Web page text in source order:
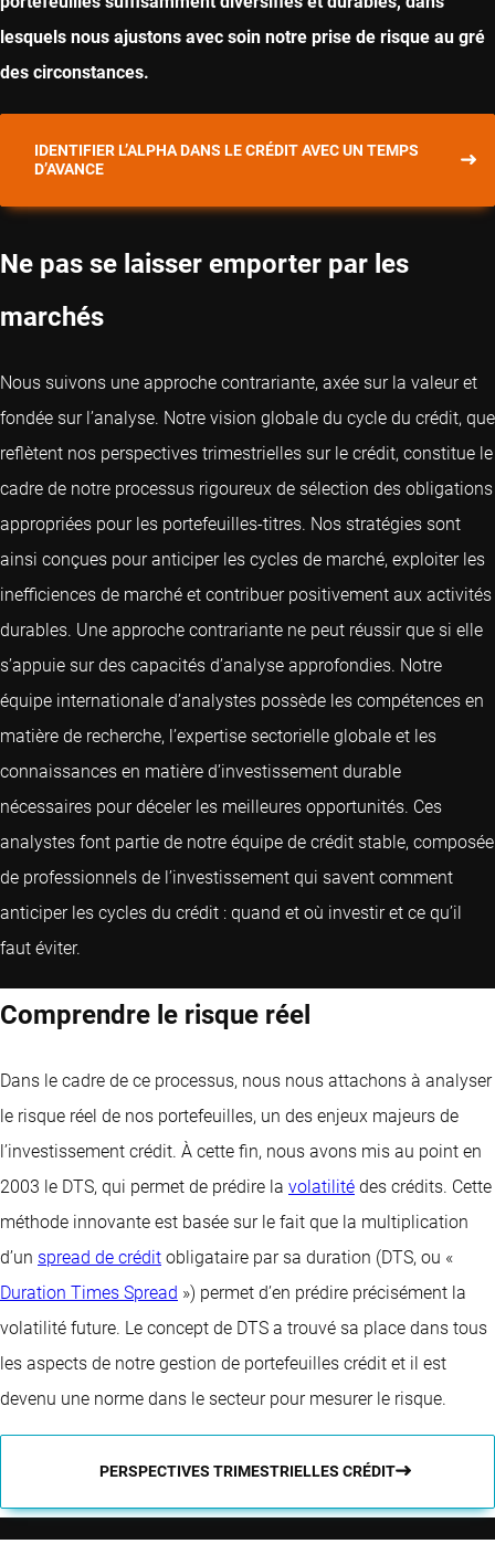
lesquels nous ajustons avec soin notre prise de risque au gré
des circonstances.
IDENTIFIER L’ALPHA DANS LE CRÉDIT AVEC UN TEMPS
D’AVANCE
Ne pas se laisser emporter par les
marchés
Nous suivons une approche contrariante, axée sur la valeur et
fondée sur l’analyse. Notre vision globale du cycle du crédit, que
reflètent nos perspectives trimestrielles sur le crédit, constitue le
cadre de notre processus rigoureux de sélection des obligations
appropriées pour les portefeuilles-titres. Nos stratégies sont
ainsi conçues pour anticiper les cycles de marché, exploiter les
inefficiences de marché et contribuer positivement aux activités
durables. Une approche contrariante ne peut réussir que si elle
s’appuie sur des capacités d’analyse approfondies. Notre
équipe internationale d’analystes possède les compétences en
matière de recherche, l’expertise sectorielle globale et les
connaissances en matière d’investissement durable
nécessaires pour déceler les meilleures opportunités. Ces
analystes font partie de notre équipe de crédit stable, composée
de professionnels de l’investissement qui savent comment
anticiper les cycles du crédit : quand et où investir et ce qu’il
faut éviter.
Comprendre le risque réel
Dans le cadre de ce processus, nous nous attachons à analyser
le risque réel de nos portefeuilles, un des enjeux majeurs de
l’investissement crédit. À cette fin, nous avons mis au point en
2003 le DTS, qui permet de prédire la volatilité des crédits. Cette
méthode innovante est basée sur le fait que la multiplication
d’un spread de crédit obligataire par sa duration (DTS, ou «
Duration Times Spread ») permet d’en prédire précisément la
volatilité future. Le concept de DTS a trouvé sa place dans tous
les aspects de notre gestion de portefeuilles crédit et il est
devenu une norme dans le secteur pour mesurer le risque.
PERSPECTIVES TRIMESTRIELLES CRÉDIT